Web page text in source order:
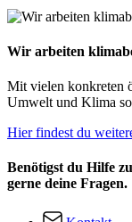
Wir arbeiten
Mit vielen konkreten
Umwelt und Klima
Hier findest du
Benötigst du Hilfe
gerne deine Fragen.